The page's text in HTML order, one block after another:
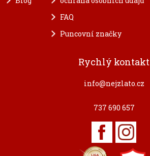
FAQ
Puncovní značky
Rychlý kontakt
info@nejzlato.cz
737 690 657